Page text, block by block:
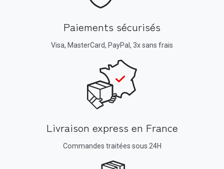
Paiements sécurisés
Visa, MasterCard, PayPal, 3x sans frais
Livraison express en France
Commandes traitées sous 24H